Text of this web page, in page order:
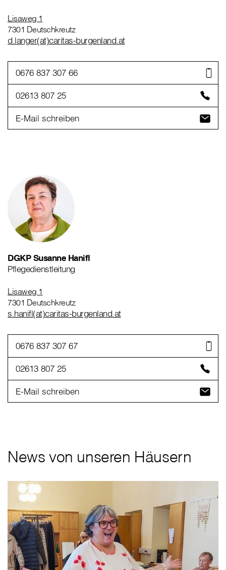
Lisaweg 1
7301 Deutschkreutz
d.langer(at)caritas-burgenland.at
0676 837 307 66
02613 807 25
E-Mail schreiben
DGKP Susanne Hanifl
Pflegedienstleitung
Lisaweg 1
7301 Deutschkreutz
s.hanifl(at)caritas-burgenland.at
0676 837 307 67
02613 807 25
E-Mail schreiben
News von unseren Häusern